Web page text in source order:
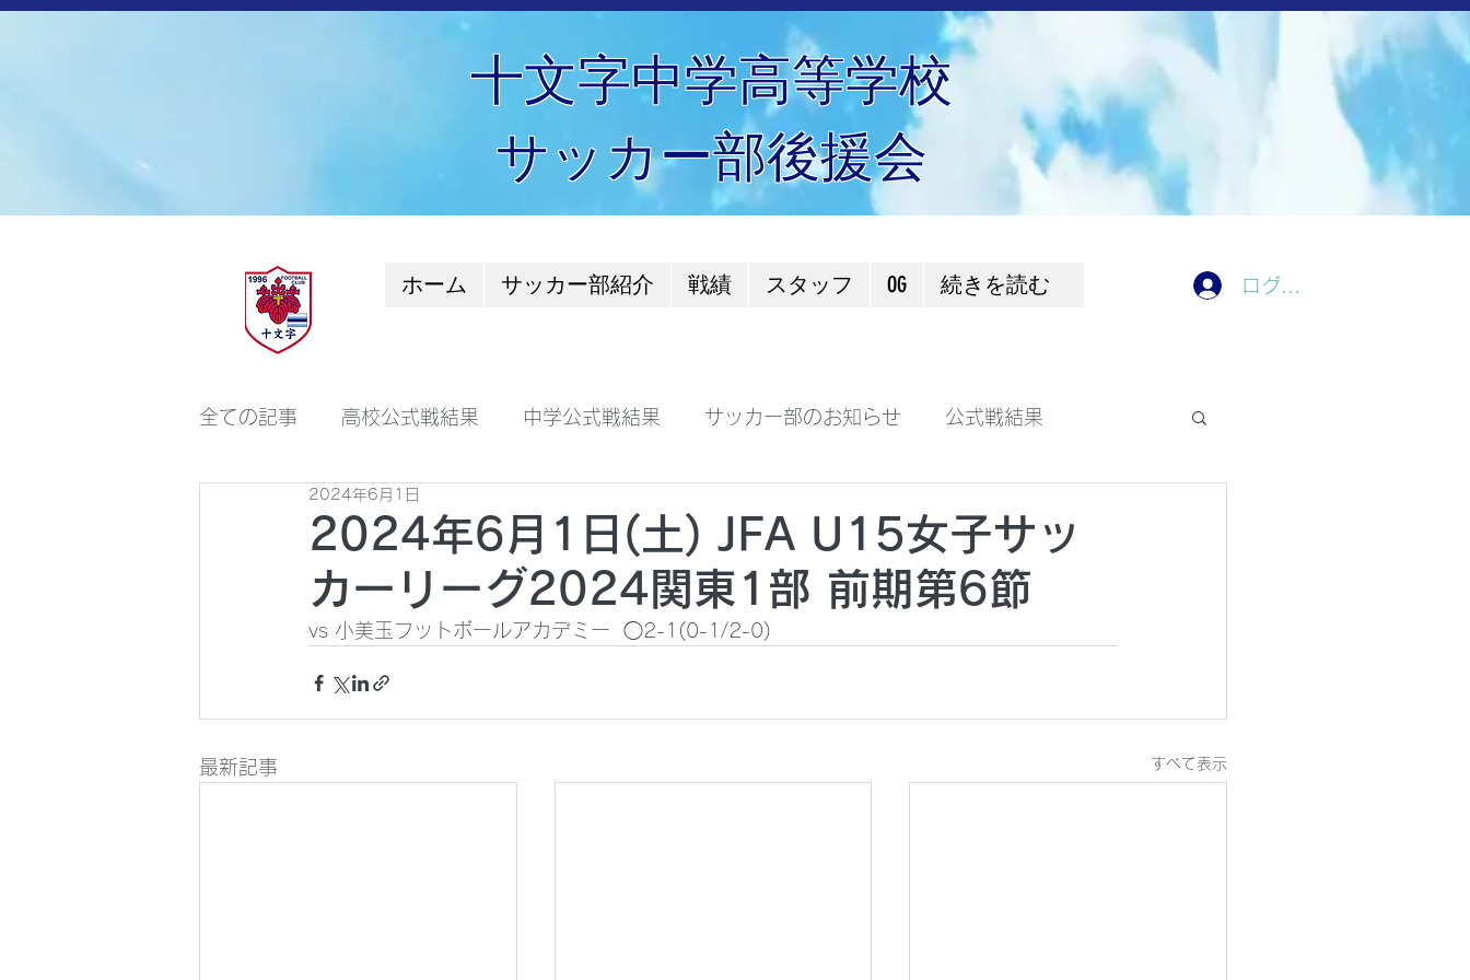
十文字中学高等学校
サッカー部後援会
ホーム サッカー部紹介 戦績 スタッフ OG 続きを読む ログイン
全ての記事 高校公式戦結果 中学公式戦結果 サッカー部のお知らせ 公式戦結果
2024年6月1日(土) JFA U15女子サッ
カーリーグ2024関東1部 前期第6節
2024年6月1日
vs 小美玉フットボールアカデミー  ◯2-1(0-1/2-0)
最新記事 すべて表示